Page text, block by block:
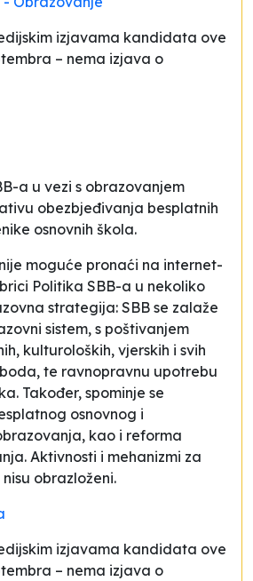
izjavama kandidata ove
– nema izjava o
a u vezi s obrazovanjem
obezbjeđivanja besplatnih
osnovnih škola.
moguće pronaći na internet-
Politika SBB-a u nekoliko
strategija: SBB se zalaže
sistem, s poštivanjem
kulturoloških, vjerskih i svih
te ravnopravnu upotrebu
Također, spominje se
osnovnog i
kao i reforma
Aktivnosti i mehanizmi za
obrazloženi.
izjavama kandidata ove
– nema izjava o